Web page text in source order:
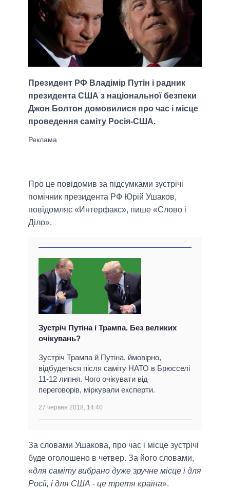
Президент РФ Владімір Путін і радник
президента США з національної безпеки
Джон Болтон домовилися про час і місце
проведення саміту Росія-США.
Про це повідомив за підсумками зустрічі
помічник президента РФ Юрій Ушаков,
повідомляє «Интерфакс», пише «Слово і
Діло».
Зустріч Путіна і Трампа. Без великих
очікувань?
Зустріч Трампа й Путіна, ймовірно,
відбудеться після саміту НАТО в Брюсселі
11-12 липня. Чого очікувати від
переговорів, міркували експерти.
27 червня 2018, 14:40
За словами Ушакова, про час і місце зустрічі
буде оголошено в четвер. За його словами,
«для саміту вибрано дуже зручне місце і для
Росії, і для США - це третя країна».